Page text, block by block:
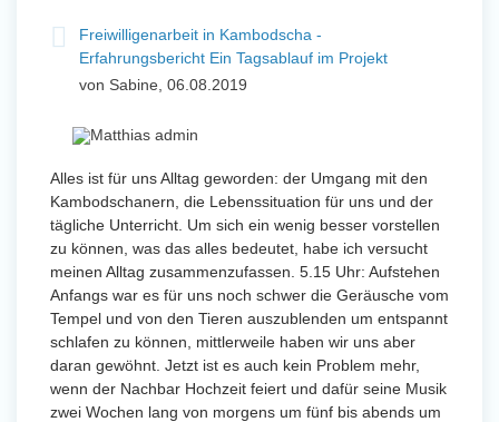
Freiwilligenarbeit in Kambodscha -
Erfahrungsbericht Ein Tagsablauf im Projekt
von Sabine, 06.08.2019
Alles ist für uns Alltag geworden: der Umgang mit den
Kambodschanern, die Lebenssituation für uns und der
tägliche Unterricht. Um sich ein wenig besser vorstellen
zu können, was das alles bedeutet, habe ich versucht
meinen Alltag zusammenzufassen. 5.15 Uhr: Aufstehen
Anfangs war es für uns noch schwer die Geräusche vom
Tempel und von den Tieren auszublenden um entspannt
schlafen zu können, mittlerweile haben wir uns aber
daran gewöhnt. Jetzt ist es auch kein Problem mehr,
wenn der Nachbar Hochzeit feiert und dafür seine Musik
zwei Wochen lang von morgens um fünf bis abends um